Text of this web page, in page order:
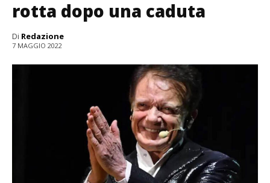
rotta dopo una caduta
Di Redazione
7 MAGGIO 2022